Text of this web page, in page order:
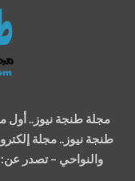
مجلة طنجة نيوز.. أول
طنجة نيوز.. مجلة
والنواحي – تصدر عن: